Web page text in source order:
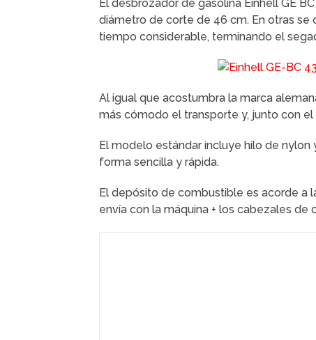
El desbrozador de gasolina Einhell GE
diámetro de corte de 46 cm. En otras se
tiempo considerable, terminando el
Al igual que acostumbra la marca
más cómodo el transporte y, junto con
El modelo estándar incluye hilo de
forma sencilla y rápida.
El depósito de combustible es acorde a
envía con la máquina + los cabezales